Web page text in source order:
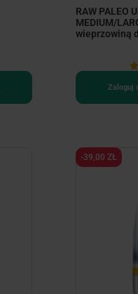
RAW PALEO
MEDIUM/
wieprzowiną
Zaloguj
-39,00 ZŁ